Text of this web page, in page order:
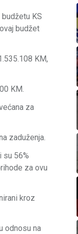
KS
budžet
KM,
KM.
za
zaduženja.
su 56%
za ovu
kroz
odnosu na